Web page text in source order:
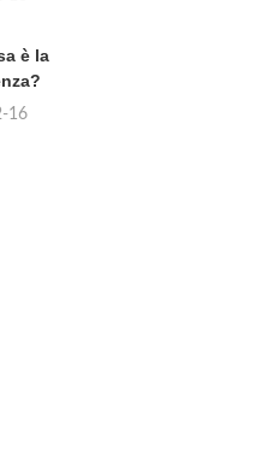
è la
16